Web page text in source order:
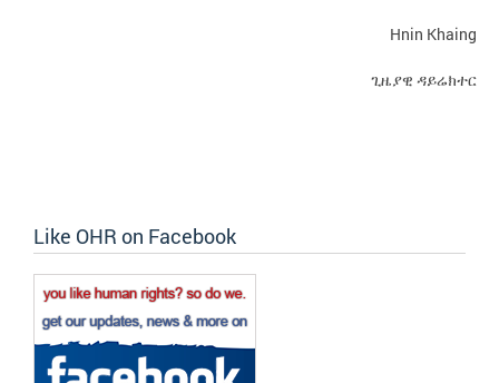
Hnin Khaing
ጊዜያዊ ዳይሬክተር
Like OHR on Facebook